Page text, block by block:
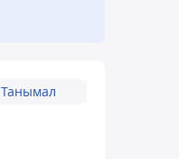
Танымал